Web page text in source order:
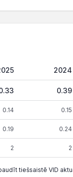
2024
0.39
0.14 0.15
0.19 0.24
2 2
tiešsaistē VID